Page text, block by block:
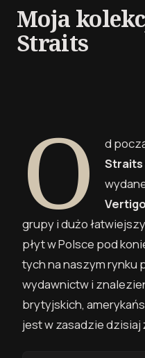
Moja
Straits
O d
Straits
Vertigo
grupy i dużo
płyt w Polsce pod
tych na naszym rynku
wydawnictw i
brytyjskich,
jest w zasadzie